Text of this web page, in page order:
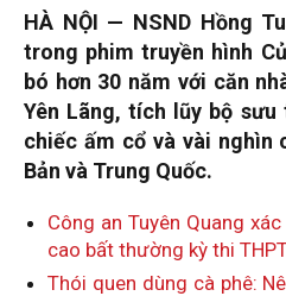
HÀ NỘI — NSND Hồng
trong phim truyền hình
bó hơn 30 năm với căn
Yên Lãng, tích lũy bộ
chiếc ấm cổ và vài nghìn
Bản và Trung Quốc.
Công an Tuyên Quang
cao bất thường kỳ thi
Thói quen dùng cà phê: